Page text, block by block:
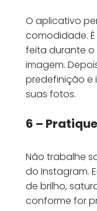
O aplicativo
comodidade.
feita durante
imagem.
predefinição e
suas fotos.
6 –
Não trabalhe
do Instagram.
de brilho,
conforme for